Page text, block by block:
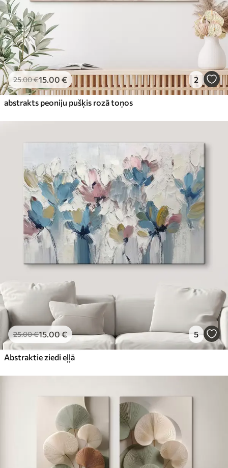
25.00€15.00 € 2
abstrakts peoniju pušķis rozā toņos
25.00€15.00€ 5
Abstraktie ziedi eļļā